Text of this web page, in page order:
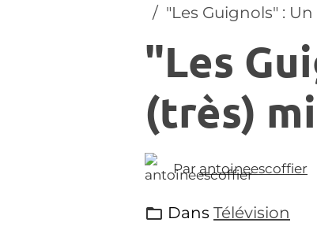
"Les Guignols" :
"Les
(très)
Parantoineescoffier
Dans Télévision